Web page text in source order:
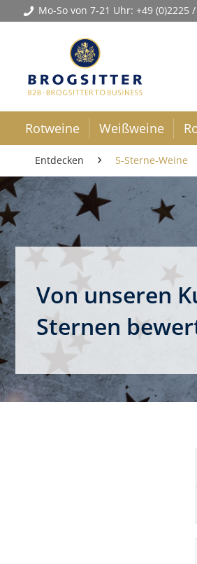
Mo-So von 7-21 Uhr: +49 (0)2225
Rotweine Weißweine
Entdecken 5-Sterne-Weine
Von unseren
Sternen